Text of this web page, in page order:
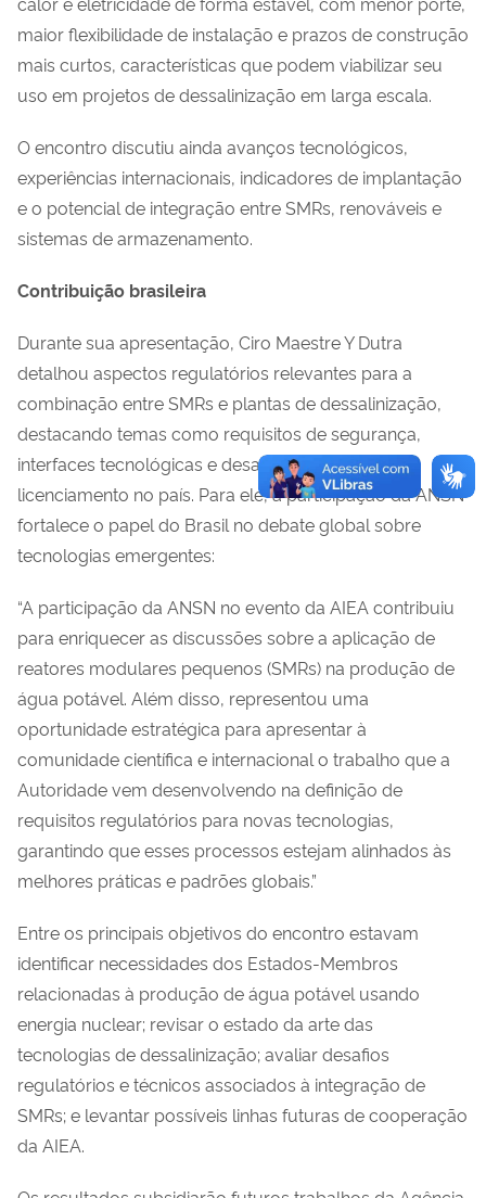
maior flexibilidade de instalação e prazos de construção
mais curtos, características que podem viabilizar seu
uso em projetos de dessalinização em larga escala.
O encontro discutiu ainda avanços tecnológicos,
experiências internacionais, indicadores de implantação
e o potencial de integração entre SMRs, renováveis e
sistemas de armazenamento.
Contribuição brasileira
Durante sua apresentação, Ciro Maestre Y Dutra
detalhou aspectos regulatórios relevantes para a
combinação entre SMRs e plantas de dessalinização,
destacando temas como requisitos de segurança,
interfaces tecnológicas e desafios atuais do
licenciamento no país. Para ele, a participação da ANSN
fortalece o papel do Brasil no debate global sobre
tecnologias emergentes:
“A participação da ANSN no evento da AIEA contribuiu
para enriquecer as discussões sobre a aplicação de
reatores modulares pequenos (SMRs) na produção de
água potável. Além disso, representou uma
oportunidade estratégica para apresentar à
comunidade científica e internacional o trabalho que a
Autoridade vem desenvolvendo na definição de
requisitos regulatórios para novas tecnologias,
garantindo que esses processos estejam alinhados às
melhores práticas e padrões globais.”
Entre os principais objetivos do encontro estavam
identificar necessidades dos Estados-Membros
relacionadas à produção de água potável usando
energia nuclear; revisar o estado da arte das
tecnologias de dessalinização; avaliar desafios
regulatórios e técnicos associados à integração de
SMRs; e levantar possíveis linhas futuras de cooperação
da AIEA.